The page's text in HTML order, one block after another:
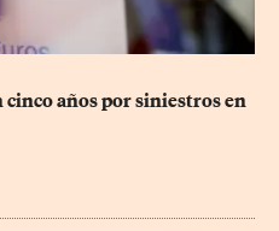
cinco años por siniestros en